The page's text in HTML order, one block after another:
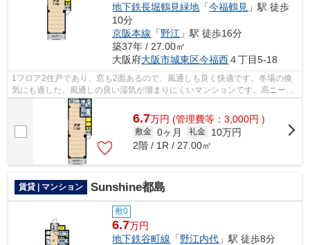
地下鉄長堀鶴見緑地 「今福鶴見 」駅 徒歩
10分
京阪本線 「野江 」駅 徒歩16分
築37年 / 27.00㎡
大阪府大阪市城東区今福西４丁目5-18
1フロア2住戸であり、窓も2面あるので、風通しも良く快適です。冬場の換
気にも適した、風通しの良い湿気が溜まりにくいマンションです。高ニーズ
な駅近の物件で、徒歩5分で駅に行くこ...
6.7万円 (管理費等：3,000円 )
敷金 0ヶ月 礼金
10万円
2階 / 1R / 27.00㎡
賃貸 | マンション Sunshine都島
敷0
6.7万円
地下鉄谷町線 「野江内代 」駅 徒歩8分